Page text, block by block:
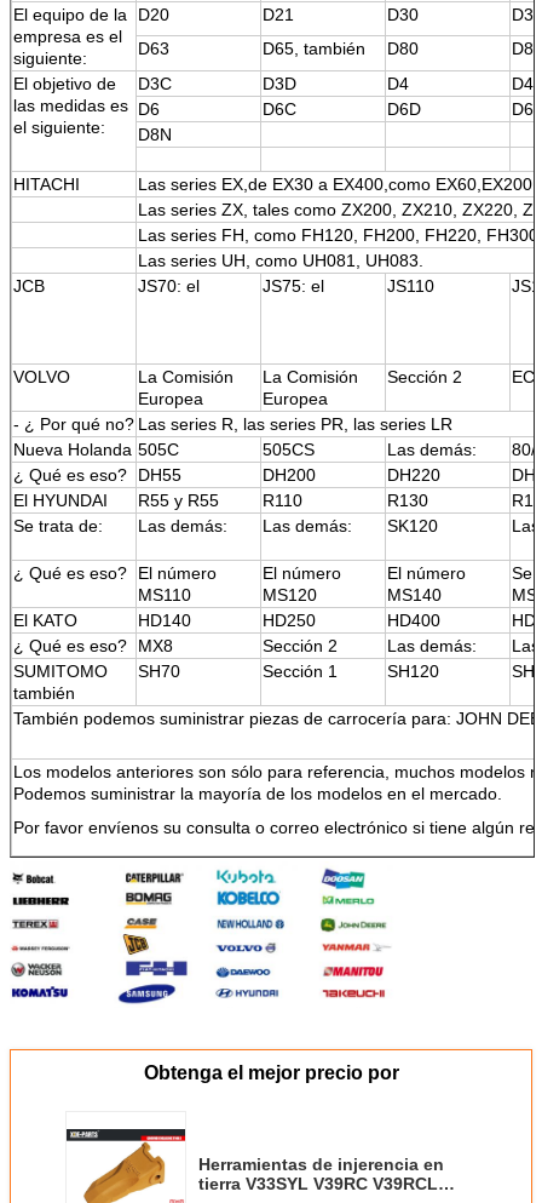
El equipo de la
empresa es el
siguiente:
D20 D21 D30
D31
D63
D65, también D80
D85
El objetivo de
las medidas es
el siguiente:
D3C D3D D4
D6
D6C D6D
D8N
HITACHI
Las series EX,de EX30 a EX400,como
Las series ZX, tales como ZX200, ZX210, ZX220,
Las series FH, como FH120, FH200, FH220,
Las series UH, como UH081, UH083.
JCB
JS70: el JS75: el JS110
VOLVO
La Comisión
Europea
La Comisión
Europea
Sección 2
- ¿ Por qué no? Las series R, las series PR, las series LR
Nueva Holanda 505C 505CS Las demás:
80/
¿ Qué es eso?
DH55 DH200 DH220
El HYUNDAI
R55 y R55 R110 R130
Se trata de:
Las demás: Las demás: SK120
¿ Qué es eso?
El número
MS110
El número
MS120
El número
MS140
Se
El KATO
HD140 HD250 HD400
¿ Qué es eso?
MX8 Sección 2 Las demás:
SUMITOMO
también
SH70 Sección 1 SH120
También podemos suministrar piezas de carrocería para: JOHN
Los modelos anteriores son sólo para referencia, muchos modelos
Podemos suministrar la mayoría de los modelos en el mercado.
Por favor envíenos su consulta o correo electrónico si tiene algún
Obtenga el mejor precio por
Herramientas de injerencia en
tierra V33SYL V39RC V39RCL